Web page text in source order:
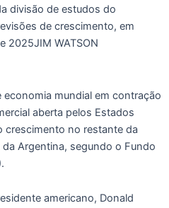
divisão de estudos do
de crescimento, em
2025JIM WATSON
economia mundial em contração
aberta pelos Estados
crescimento no restante da
Argentina, segundo o Fundo
americano, Donald